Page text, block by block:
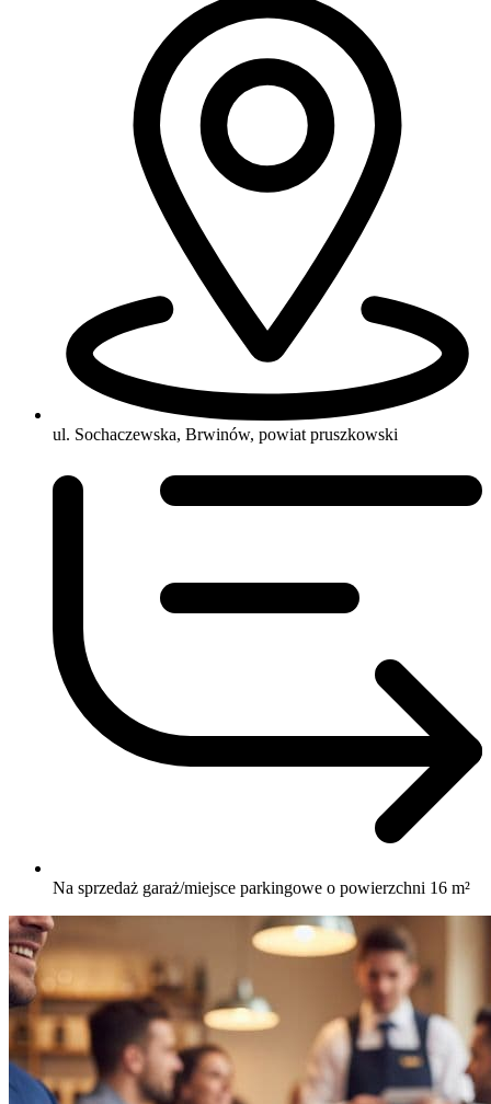
ul. Sochaczewska, Brwinów, powiat pruszkowski
Na sprzedaż garaż/miejsce parkingowe o powierzchni 16 m²